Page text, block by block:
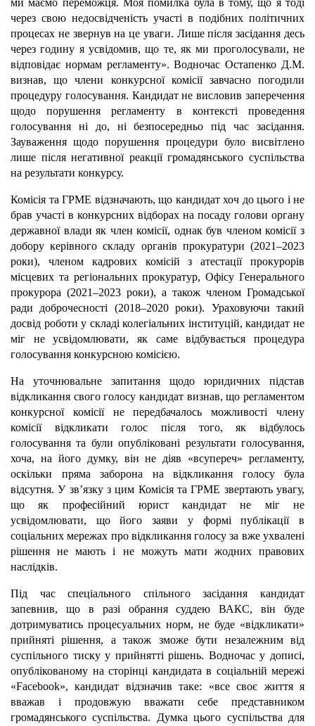
ми маємо переможця. Моя помилка була в тому, що я тоді
через свою недосвідченість участі в подібних політичних
процесах не звернув на це уваги. Лише після засідання десь
через годину я усвідомив, що те, як ми проголосували, не
відповідає нормам регламенту». Водночас Остапенко Д.М.
визнав, що члени конкурсної комісії завчасно погодили
процедуру голосування. Кандидат не висловив заперечення
щодо порушення регламенту в контексті проведення
голосування ні до, ні безпосередньо під час засідання.
Зауваження щодо порушення процедури було висвітлено
лише після негативної реакції громадянського суспільства
на результати конкурсу.
Комісія та ГРМЕ відзначають, що кандидат хоч до цього і не
брав участі в конкурсних відборах на посаду голови органу
державної влади як член комісії, однак був членом комісії з
добору керівного складу органів прокуратури (2021–2023
роки), членом кадрових комісій з атестації прокурорів
місцевих та регіональних прокуратур, Офісу Генерального
прокурора (2021–2023 роки), а також членом Громадської
ради доброчесності (2018–2020 роки). Ураховуючи такий
досвід роботи у складі колегіальних інституцій, кандидат не
міг не усвідомлювати, як саме відбувається процедура
голосування конкурсною комісією.
На уточнювальне запитання щодо юридичних підстав
відкликання свого голосу кандидат визнав, що регламентом
конкурсної комісії не передбачалось можливості члену
комісії відкликати голос після того, як відбулось
голосування та були опубліковані результати голосування,
хоча, на його думку, він не діяв «всупереч» регламенту,
оскільки пряма заборона на відкликання голосу була
відсутня. У зв’язку з цим Комісія та ГРМЕ звертають увагу,
що як професійний юрист кандидат не міг не
усвідомлювати, що його заяви у формі публікації в
соціальних мережах про відкликання голосу за вже ухвалені
рішення не мають і не можуть мати жодних правових
наслідків.
Під час спеціального спільного засідання кандидат
запевнив, що в разі обрання суддею ВАКС, він буде
дотримуватись процесуальних норм, не буде «відкликати»
прийняті рішення, а також зможе бути незалежним від
суспільного тиску у прийнятті рішень. Водночас у дописі,
опублікованому на сторінці кандидата в соціальній мережі
«Facebook», кандидат відзначив таке: «все своє життя я
вважав і продовжую вважати себе представником
громадянського суспільства. Думка цього суспільства для